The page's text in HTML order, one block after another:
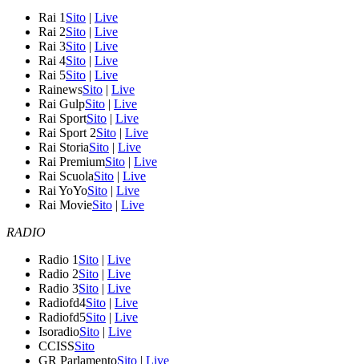
Rai 1 Sito | Live
Rai 2Sito | Live
Rai 3Sito | Live
Rai 4Sito | Live
Rai 5Sito | Live
RainewsSito | Live
Rai GulpSito | Live
Rai SportSito | Live
Rai Sport 2Sito | Live
Rai StoriaSito | Live
Rai PremiumSito | Live
Rai ScuolaSito | Live
Rai YoYoSito | Live
Rai MovieSito | Live
RADIO
Radio 1 Sito | Live
Radio 2Sito | Live
Radio 3Sito | Live
Radiofd4Sito | Live
Radiofd5Sito | Live
IsoradioSito | Live
CCISSSito
GR ParlamentoSito | Live